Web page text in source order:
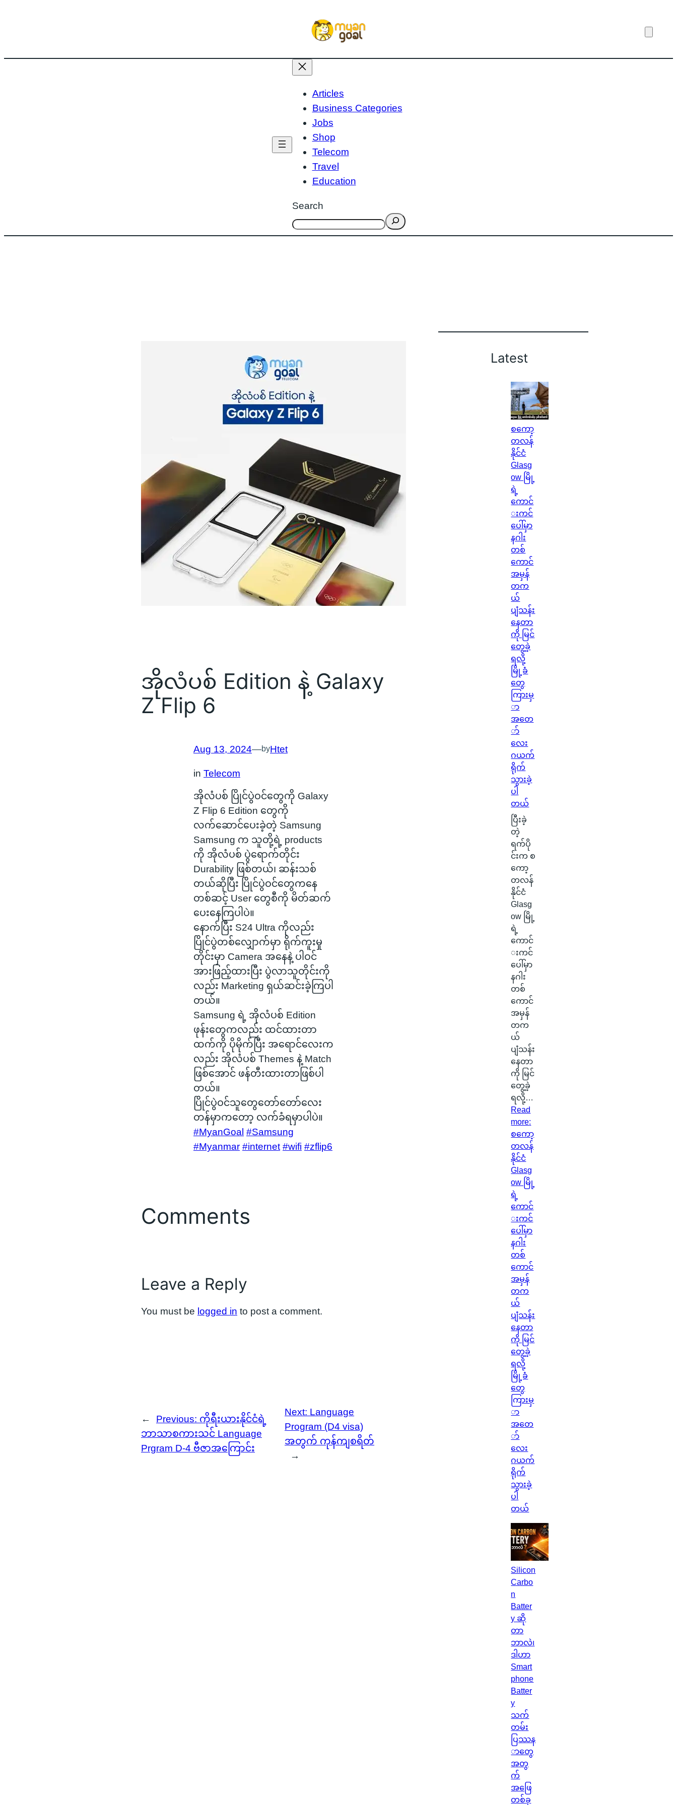
Articles
Business Categories
Jobs
Shop
Telecom
Travel
Education
Search
အိုလံပစ် Edition နဲ့ Galaxy
Z Flip 6
Aug 13, 2024—byHtet
in Telecom
အိုလံပစ် ပြိုင်ပွဲဝင်တွေကို Galaxy
Z Flip 6 Edition တွေကို
လက်ဆောင်ပေးခဲ့တဲ့ Samsung
Samsung က သူတို့ရဲ့ products
ကို အိုလံပစ် ပွဲရောက်တိုင်း
Durability ဖြစ်တယ်၊ ဆန်းသစ်
တယ်ဆိုပြီး ပြိုင်ပွဲဝင်တွေကနေ
တစ်ဆင့် User တွေစီကို မိတ်ဆက်
ပေးနေကြပါပဲ။
နောက်ပြီး S24 Ultra ကိုလည်း
ပြိုင်ပွဲတစ်လျှောက်မှာ ရိုက်ကူးမှု
တိုင်းမှာ Camera အနေနဲ့ ပါဝင်
အားဖြည့်ထားပြီး ပွဲလာသူတိုင်းကို
လည်း Marketing ရှယ်ဆင်းခဲ့ကြပါ
တယ်။
Samsung ရဲ့ အိုလံပစ် Edition
ဖုန်းတွေကလည်း ထင်ထားတာ
ထက်ကို ပိုမိုက်ပြီး အရောင်လေးက
လည်း အိုလံပစ် Themes နဲ့ Match
ဖြစ်အောင် ဖန်တီးထားတာဖြစ်ပါ
တယ်။
ပြိုင်ပွဲဝင်သူတွေတော်တော်လေး
တန်မှာကတော့ လက်ခံရမှာပါပဲ။
#MyanGoal #Samsung
#Myanmar #internet #wifi #zflip6
Comments
Leave a Reply
You must be logged in to post a comment.
← Previous: ကိုရီးယားနိုင်ငံရဲ့
ဘာသာစကားသင် Language
Prgram D-4 ဗီဇာအကြောင်း
Next: Language
Program (D4 visa)
အတွက် ကုန်ကျစရိတ်
→
Latest
စကော့
တလန်
နိုင်ငံ
Glasg
ow မြို့
ရဲ့
ကောင်
းကင်
ပေါ်မှာ
နဂါး
တစ်
ကောင်
အမှန်
တက
ယ်
ပျံသန်း
နေတာ
ကို မြင်
တွေ့ခဲ့
ရလို့
မြို့ခံ
တွေ
ကြားမှ
ာ
အတေ
ာ်
လေး
ဂယက်
ရိုက်
သွားခဲ့
ပါ
တယ်
ပြီးခဲ့
တဲ့
ရက်ပို
င်းက စ
ကော့
တလန်
နိုင်ငံ
Glasg
ow မြို့
ရဲ့
ကောင်
းကင်
ပေါ်မှာ
နဂါး
တစ်
ကောင်
အမှန်
တက
ယ်
ပျံသန်း
နေတာ
ကို မြင်
တွေ့ခဲ့
ရလို့…
Read
more:
စကော့
တလန်
နိုင်ငံ
Glasg
ow မြို့
ရဲ့
ကောင်
းကင်
ပေါ်မှာ
နဂါး
တစ်
ကောင်
အမှန်
တက
ယ်
ပျံသန်း
နေတာ
ကို မြင်
တွေ့ခဲ့
ရလို့
မြို့ခံ
တွေ
ကြားမှ
ာ
အတေ
ာ်
လေး
ဂယက်
ရိုက်
သွားခဲ့
ပါ
တယ်
Silicon
Carbo
n
Batter
y ဆို
တာ
ဘာလဲ၊
ဒါဟာ
Smart
phone
Batter
y
သက်
တမ်း
ပြဿန
ာတွေ
အတွ
က်
အဖြေ
တစ်ခု